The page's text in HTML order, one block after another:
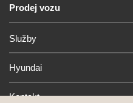
Prodej vozu
Služby
Hyundai
Kontakt